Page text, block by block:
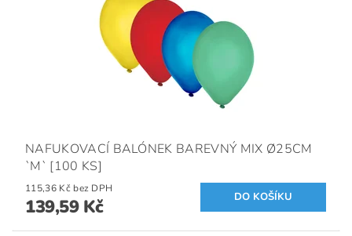
NAFUKOVACÍ BALÓNEK BAREVNÝ MIX Ø25CM
`M` [100 KS]
115,36 Kč bez DPH
139,59 Kč